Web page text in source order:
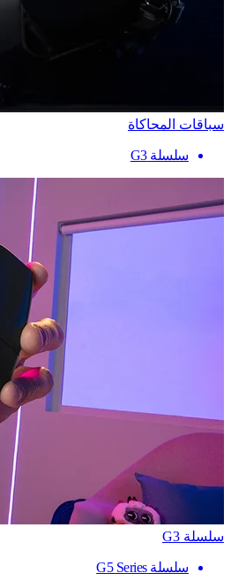
سباقات المحاكاة
سلسلة G3
سلسلة G3
سلسلة G5 Series